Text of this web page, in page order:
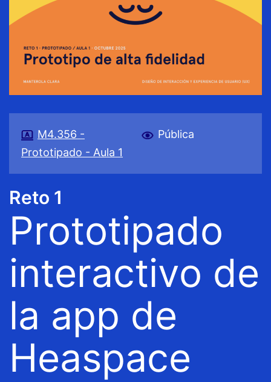
M4.356 -
Prototipado - Aula 1
Pública
Reto 1
Prototipado
interactivo de
la app de
Heaspace